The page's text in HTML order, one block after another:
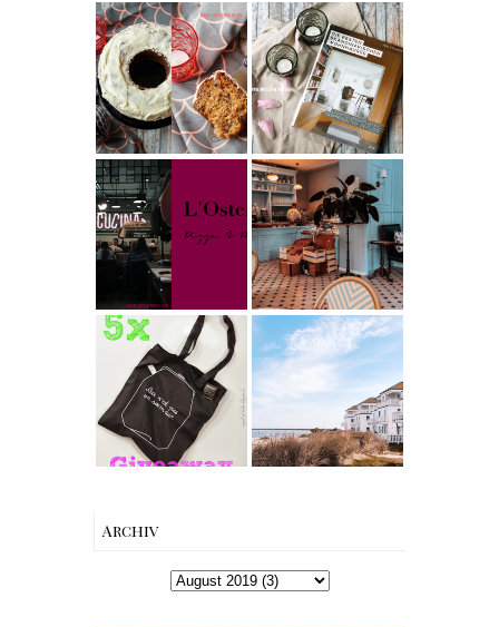
Rezept |
Weltbester
Carrot Cake
mit Cream
Cheese
Frosting nach
Cynthia
Barcomi –
einfach &
saftig
Buchtipps - Die
besten
Skandinavische
n Wohnhäuser |
The Nina
Edition
My Berlin -
L'Osteria | The
Nina Edition
Berlin | Café
L’Berg –
Französischer
Charme mitten
in Berlin-
Wilmersdorf
[gives away]
Limitierte
Tote-Bag
Edition von
Esther
Perbandt
Reisen -
Schleiregion
Archiv